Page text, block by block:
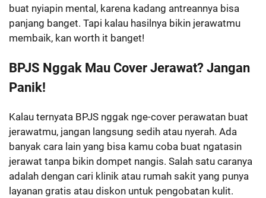
buat nyiapin mental, karena kadang antreannya bisa
panjang banget. Tapi kalau hasilnya bikin jerawatmu
membaik, kan worth it banget!
BPJS Nggak Mau Cover Jerawat? Jangan
Panik!
Kalau ternyata BPJS nggak nge-cover perawatan buat
jerawatmu, jangan langsung sedih atau nyerah. Ada
banyak cara lain yang bisa kamu coba buat ngatasin
jerawat tanpa bikin dompet nangis. Salah satu caranya
adalah dengan cari klinik atau rumah sakit yang punya
layanan gratis atau diskon untuk pengobatan kulit.